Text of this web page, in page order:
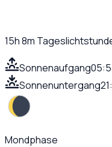
15h 8m
Sonnenaufgang
Sonnenuntergang
Mondphase